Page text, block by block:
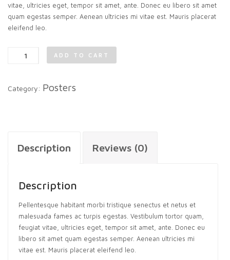
vitae, ultricies eget, tempor sit amet, ante. Donec eu libero sit amet
quam egestas semper. Aenean ultricies mi vitae est. Mauris placerat
eleifend leo.
ADD TO CART
Category: Posters
Description Reviews (0)
Description
Pellentesque habitant morbi tristique senectus et netus et
malesuada fames ac turpis egestas. Vestibulum tortor quam,
feugiat vitae, ultricies eget, tempor sit amet, ante. Donec eu
libero sit amet quam egestas semper. Aenean ultricies mi
vitae est. Mauris placerat eleifend leo.